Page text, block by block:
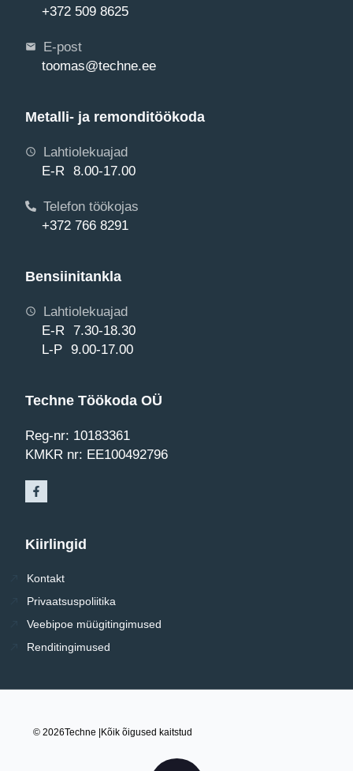
+372 509 8625
E-post
toomas@techne.ee
Metalli- ja remonditöökoda
Lahtiolekuajad
E-R 8.00-17.00
Telefon töökojas
+372 766 8291
Bensiinitankla
Lahtiolekuajad
E-R 7.30-18.30
L-P 9.00-17.00
Techne Töökoda OÜ
Reg-nr: 10183361
KMKR nr: EE100492796
Kiirlingid
Kontakt
Privaatsuspoliitika
Veebipoe müügitingimused
Renditingimused
© 2026Techne |Kõik õigused kaitstud